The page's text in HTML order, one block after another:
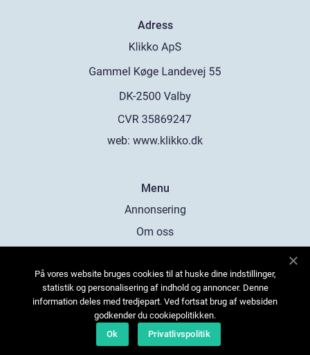
Adress
web: www.klikko.dk
Menu
Annonsering
Om oss
Kontakta oss
Sitemap
På vores website bruges cookies til at huske dine indstillinger,
statistik og personalisering af indhold og annoncer. Denne
information deles med tredjepart. Ved fortsat brug af websiden
godkender du cookiepolitikken.
Ok
Privatlivspolitik